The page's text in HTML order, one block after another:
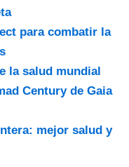
para combatir la
la salud mundial
Century de Gaia
mejor salud y